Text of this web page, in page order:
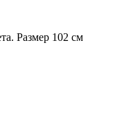
Размер 102 см